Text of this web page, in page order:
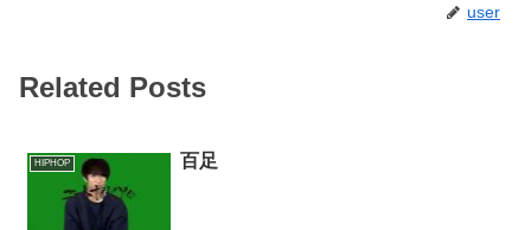
user
Related Posts
HIPHOP 百足